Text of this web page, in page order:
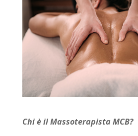
Chi è il Massoterapista MCB?